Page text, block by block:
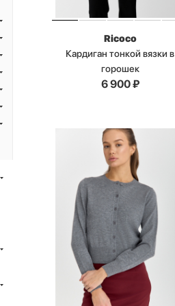
Ricoco
Кардиган тонкой вязки в
горошек
6 900₽